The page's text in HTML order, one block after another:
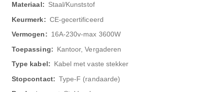
Staal/Kunststof
CE-gecertificeerd
16A-230v-max 3600W
Kantoor, Vergaderen
Kabel met vaste stekker
Type-F (randaarde)